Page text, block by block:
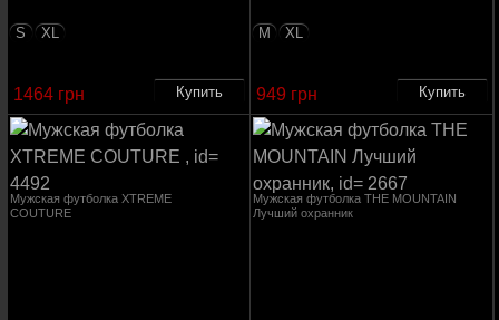
M XL
949 грн
S XL
1464 грн
Мужская футболка THE MOUNTAIN
Лучший охранник
Мужская футболка XTREME
COUTURE